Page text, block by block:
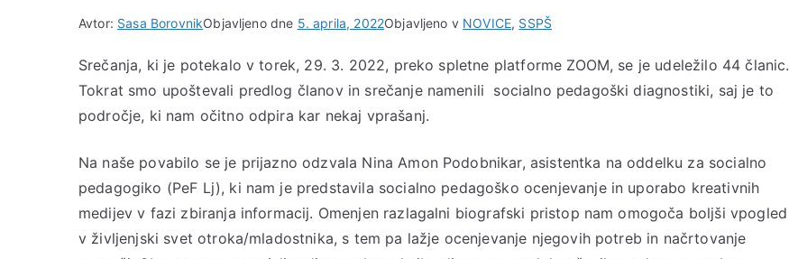
Avtor: Sasa BorovnikObjavljeno dne 5. aprila, 2022Objavljeno v NOVICE, SSPŠ
Srečanja, ki je potekalo v torek, 29. 3. 2022, preko spletne platforme ZOOM, se je udeležilo 44 članic.
Tokrat smo upoštevali predlog članov in srečanje namenili socialno pedagoški diagnostiki, saj je to
področje, ki nam očitno odpira kar nekaj vprašanj.
Na naše povabilo se je prijazno odzvala Nina Amon Podobnikar, asistentka na oddelku za socialno
pedagogiko (PeF Lj), ki nam je predstavila socialno pedagoško ocenjevanje in uporabo kreativnih
medijev v fazi zbiranja informacij. Omenjen razlagalni biografski pristop nam omogoča boljši vpogled
v življenjski svet otroka/mladostnika, s tem pa lažje ocenjevanje njegovih potreb in načrtovanje